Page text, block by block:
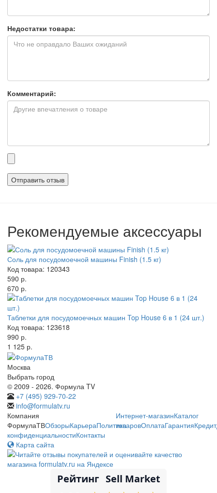
Недостатки товара:
Комментарий:
Прикрепленные
файлы
Рекомендуемые аксессуары
Соль для посудомоечной машины Finish (1.5 кг)
Код товара: 120343
590 р.
670 р.
Таблетки для посудомоечных машин Top House 6 в 1 (24 шт.)
Код товара: 123618
990 р.
1 125 р.
Москва
Выбрать город
© 2009 - 2026. Формула TV
+7 (495) 929-70-22
info@formulatv.ru
Компания
ФормулаТВОбзорыКарьераПолитика
конфиденциальностиКонтакты
Интернет-магазинКаталог
товаровОплатаГарантияКредит
Карта сайта
Рейтинг Sell Market